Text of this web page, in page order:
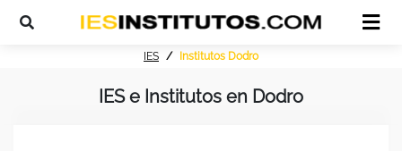
IES Institutos Dodro
IES e Institutos en Dodro